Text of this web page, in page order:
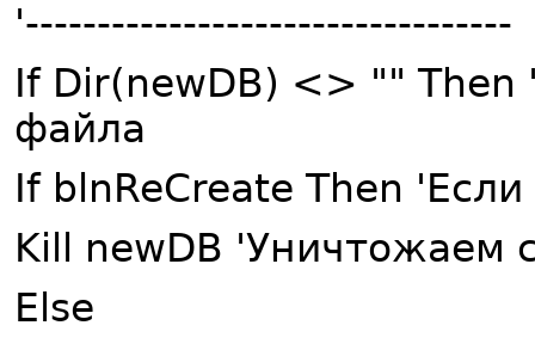
'----------------------------------
If Dir(newDB) <> "" Then
файла
If blnReCreate Then
Kill newDB 'Уничтожаем
Else